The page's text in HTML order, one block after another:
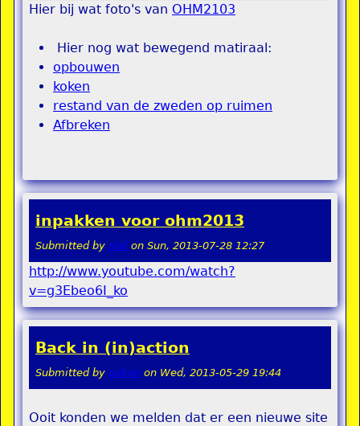
Hier bij wat foto's van OHM2103
Hier nog wat bewegend matiraal:
opbouwen
koken
restand van de zweden op ruimen
Afbreken
inpakken voor ohm2013
Submitted by stel on Sun, 2013-07-28 12:27
http://www.youtube.com/watch?
v=g3Ebeo6I_ko
Back in (in)action
Submitted by pokon on Wed, 2013-05-29 19:44
Ooit konden we melden dat er een nieuwe site